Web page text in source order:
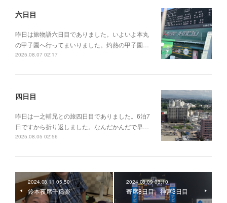
六日目
昨日は旅物語六日目でありました。いよいよ本丸
の甲子園へ行ってまいりました。灼熱の甲子園…
2025.08.07 02:17
四日目
昨日は一之輔兄との旅四日目でありました。6泊7
日ですから折り返しました。なんだかんだで早…
2025.08.05 02:56
2024.08.11 05:50
鈴本夜席千穐楽
2024.08.09 03:10
寄席8日目、神宮3日目